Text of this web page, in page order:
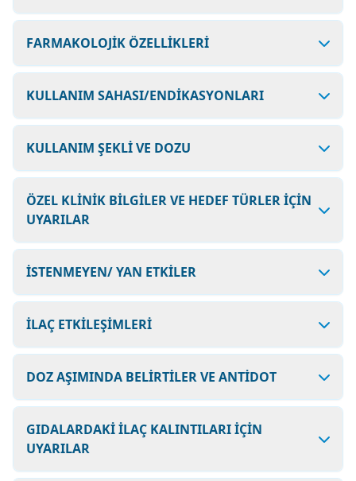
FARMAKOLOJİK ÖZELLİKLERİ
KULLANIM SAHASI/ENDİKASYONLARI
KULLANIM ŞEKLİ VE DOZU
ÖZEL KLİNİK BİLGİLER VE HEDEF TÜRLER İÇİN
UYARILAR
İSTENMEYEN/ YAN ETKİLER
İLAÇ ETKİLEŞİMLERİ
DOZ AŞIMINDA BELİRTİLER VE ANTİDOT
GIDALARDAKİ İLAÇ KALINTILARI İÇİN
UYARILAR